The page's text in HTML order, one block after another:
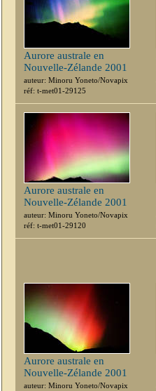
Aurore australe en
Nouvelle-Zélande 2001
auteur: Minoru Yoneto/Novapix
réf: t-met01-29125
Aurore australe en
Nouvelle-Zélande 2001
auteur: Minoru Yoneto/Novapix
réf: t-met01-29120
Aurore australe en
Nouvelle-Zélande 2001
auteur: Minoru Yoneto/Novapix